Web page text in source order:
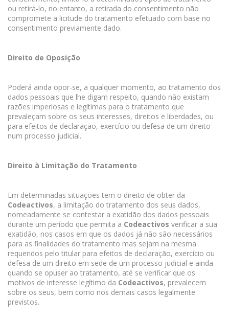
ou retirá-lo, no entanto, a retirada do consentimento não
compromete a licitude do tratamento efetuado com base no
consentimento previamente dado.
Direito de Oposição
Poderá ainda opor-se, a qualquer momento, ao tratamento dos
dados pessoais que lhe digam respeito, quando não existam
razões imperiosas e legítimas para o tratamento que
prevaleçam sobre os seus interesses, direitos e liberdades, ou
para efeitos de declaração, exercício ou defesa de um direito
num processo judicial.
Direito à Limitação do Tratamento
Em determinadas situações tem o direito de obter da
Codeactivos, a limitação do tratamento dos seus dados,
nomeadamente se contestar a exatidão dos dados pessoais
durante um período que permita a Codeactivos verificar a sua
exatidão, nos casos em que os dados já não são necessários
para as finalidades do tratamento mas sejam na mesma
requeridos pelo titular para efeitos de declaração, exercício ou
defesa de um direito em sede de um processo judicial e ainda
quando se opuser ao tratamento, até se verificar que os
motivos de interesse legítimo da Codeactivos, prevalecem
sobre os seus, bem como nos demais casos legalmente
previstos.